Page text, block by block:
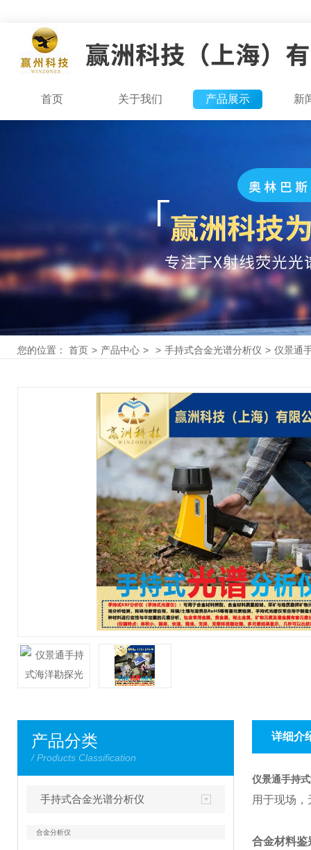
首页 关于我们 产品展示 新
您的位置： 首页 > 产品中心 > > 手持式合金光谱分析仪 > 仪景通
产品分类
/ Products Classification
手持式合金光谱分析仪
合金分析仪
详细介
仪景通手持
用于现场
合金材料鉴